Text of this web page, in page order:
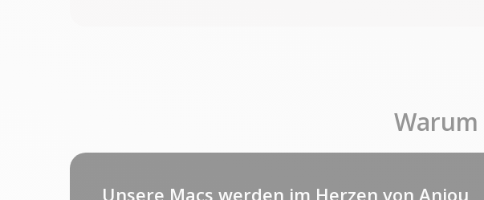
Warum
Unsere Macs werden im Herzen von Anjou